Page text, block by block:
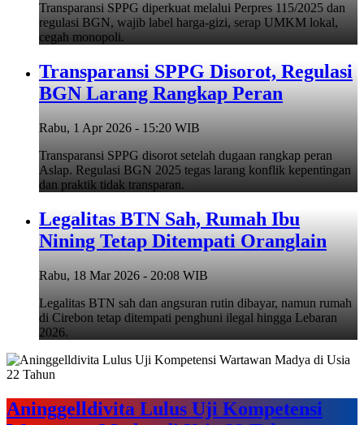
Transparansi SPPG diperkuat melalui Perpres 115/2025 dan
regulasi BGN, wajib label harga-gizi, serap UMKM lokal,
cegah monopoli.
Transparansi SPPG Disorot, Regulasi
BGN Larang Rangkap Peran
Rabu, 1 Apr 2026 - 15:20 WIB
Transparansi SPPG disorot setelah dugaan rangkap peran
Aslap. Regulasi BGN 2025 tegas larang konflik kepentingan
dan praktik tidak transparan.
Legalitas BTN Sah, Rumah Ibu
Nining Tetap Ditempati Oranglain
Rabu, 18 Mar 2026 - 20:08 WIB
Legalitas BTN sah dan angsuran rutin dibayar, namun rumah
di Cirebon tetap ditempati penghuni ilegal hingga Lebaran
2026.
Aninggelldivita Lulus Uji Kompetensi